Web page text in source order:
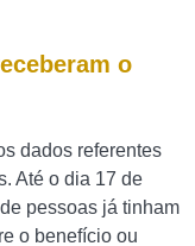
o
dados referentes
Até o dia 17 de
pessoas já tinham
o benefício ou